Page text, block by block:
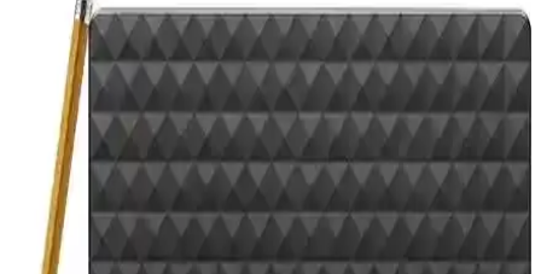
Maxgo 2126s, 2.5 inç SATA diskler için tasarlanmış, şık ve
dayanıklı metal gövdesiyle yüksek hızda veri transferi sunan USB
3.0 harici SSD kutusudur.
LaCie 2TB USB 3.0 Harici Disk ve Rugged USB-C
2TB: Performans Karşılaştırması
Bu karşılaştırma, LaCie’nin 2 TB USB 3.0 harici diski ile Rugged
USB-C 2TB modelini kapasite, bağlantı teknolojisi ve dayanıklılık
açısından değerlendirir. Alüminyum kalitesi olumlu, aktarım hızı
eleştirilir; Rugged sürümü Thunderbolt 4/IP54 ile öne çıkar ve 3 yıl
veri kurtarma garantisi sunar.